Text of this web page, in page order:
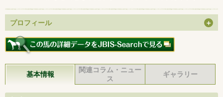
プロフィール
基本情報
関連コラム・ニュー
ス
ギャラリー